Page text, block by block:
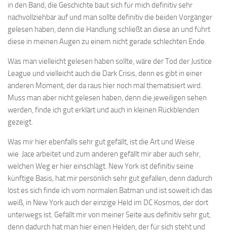
in den Band, die Geschichte baut sich für mich definitiv sehr
nachvollziehbar auf und man sollte definitiv die beiden Vorgänger
gelesen haben, denn die Handlung schließt an diese an und führt
diese in meinen Augen zu einem nicht gerade schlechten Ende.
Was man vielleicht gelesen haben sollte, wäre der Tod der Justice
League und vielleicht auch die Dark Crisis, denn es gibt in einer
anderen Moment, der da raus hier noch mal thematisiert wird.
Muss man aber nicht gelesen haben, denn die jeweiligen sehen
werden, finde ich gut erklärt und auch in kleinen Rückblenden
gezeigt.
Was mir hier ebenfalls sehr gut gefällt, ist die Art und Weise
wie Jace arbeitet und zum anderen gefällt mir aber auch sehr,
welchen Weg er hier einschlägt. New York ist definitiv seine
künftige Basis, hat mir persönlich sehr gut gefallen, denn dadurch
löst es sich finde ich vom normalen Batman und ist soweit ich das
weiß, in New York auch der einzige Held im DC Kosmos, der dort
unterwegs ist. Gefällt mir von meiner Seite aus definitiv sehr gut,
denn dadurch hat man hier einen Helden, der für sich steht und